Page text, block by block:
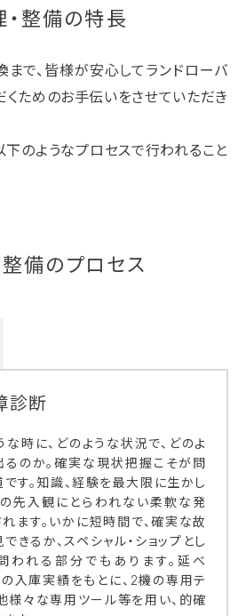
・整備の特長
で、皆様が安心してランドローバ
ためのお手伝いをさせていただき
のようなプロセスで行われること
整備のプロセス
診断
な時に、どのような状況で、どのよ
のか。確実な現状把握こそが問
す。知識、経験を最大限に生かし
先入観にとらわれない柔軟な発
ます。いかに短時間で、確実な故
きるか、スペシャル・ショップとし
われる部分でもあります。延べ
入庫実績をもとに、2機の専用テ
様々な専用ツール等を用い、的確